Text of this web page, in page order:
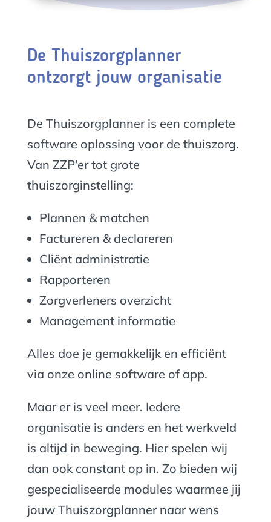
De Thuiszorgplanner
ontzorgt jouw organisatie
De Thuiszorgplanner is een complete
software oplossing voor de thuiszorg.
Van ZZP’er tot grote
thuiszorginstelling:
Plannen & matchen
Factureren & declareren
Cliënt administratie
Rapporteren
Zorgverleners overzicht
Management informatie
Alles doe je gemakkelijk en efficiënt
via onze online software of app.
Maar er is veel meer. Iedere
organisatie is anders en het werkveld
is altijd in beweging. Hier spelen wij
dan ook constant op in. Zo bieden wij
gespecialiseerde modules waarmee jij
jouw Thuiszorgplanner naar wens